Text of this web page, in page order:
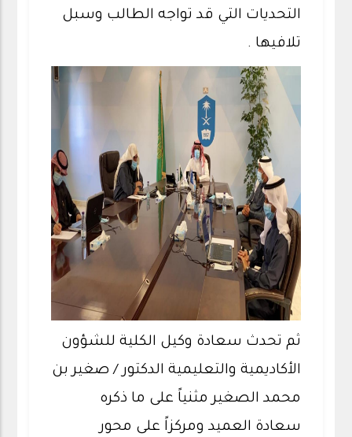
التحديات التي قد تواجه الطالب وسبل
تلافيها .
ثم تحدث سعادة وكيل الكلية للشؤون
الأكاديمية والتعليمية الدكتور / صغير بن
محمد الصغير مثنياً على ما ذكره
سعادة العميد ومركزاً على محور